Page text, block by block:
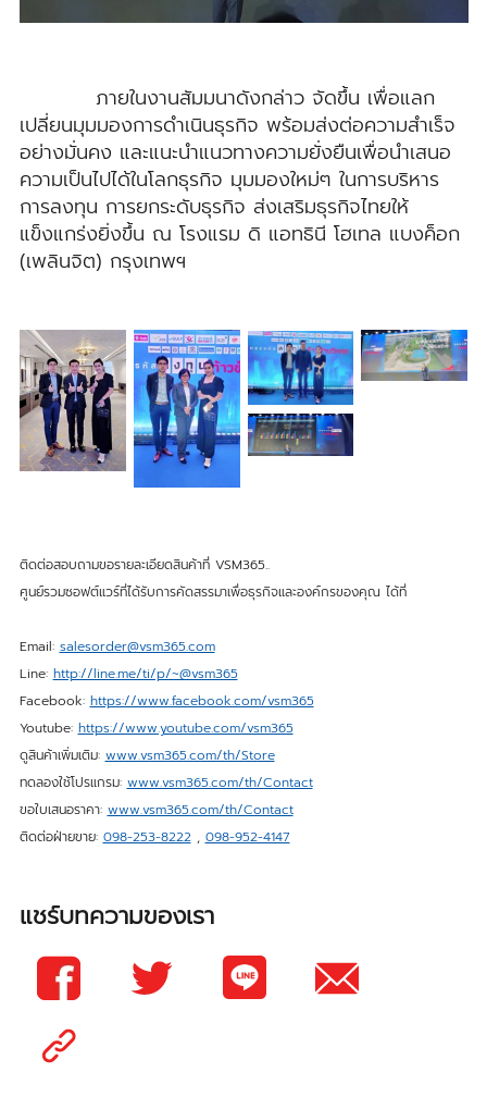
ภายในงานสัมมนาดังกล่าว จัดขึ้น เพื่อแลก
เปลี่ยนมุมมองการดำเนินธุรกิจ พร้อมส่งต่อความสำเร็จ
อย่างมั่นคง และแนะนำแนวทางความยั่งยืนเพื่อนำเสนอ
ความเป็นไปได้ในโลกธุรกิจ มุมมองใหม่ๆ ในการบริหาร
การลงทุน การยกระดับธุรกิจ ส่งเสริมธุรกิจไทยให้
แข็งแกร่งยิ่งขึ้น ณ โรงแรม ดิ แอทธินี โฮเทล แบงค็อก
(เพลินจิต) กรุงเทพฯ
ติดต่อสอบถามขอรายละเอียดสินค้าที่ VSM365..
ศูนย์รวมซอฟต์แวร์ที่ได้รับการคัดสรรมาเพื่อธุรกิจและองค์กรของคุณ ได้ที่
Email: salesorder@vsm365.com
Line: http://line.me/ti/p/~@vsm365
Facebook: https://www.facebook.com/vsm365
Youtube: https://www.youtube.com/vsm365
ดูสินค้าเพิ่มเติม: www.vsm365.com/th/Store
ทดลองใช้โปรแกรม: www.vsm365.com/th/Contact
ขอใบเสนอราคา: www.vsm365.com/th/Contact
ติดต่อฝ่ายขาย: 098-253-8222, 098-952-4147
แชร์บทความของเรา